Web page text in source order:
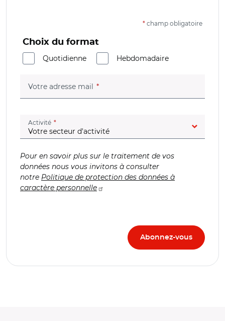
* champ obligatoire
Choix du format
Quotidienne
Hebdomadaire
Votre adresse mail (champ obligatoire)
Activité (champ obligatoire)
Pour en savoir plus sur le traitement de vos
données nous vous invitons à consulter
notre Politique de protection des données à
caractère personnelle